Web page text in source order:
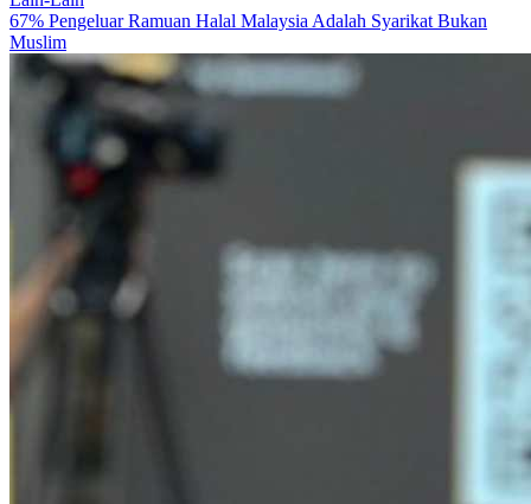
67% Pengeluar Ramuan Halal Malaysia Adalah Syarikat Bukan
Muslim